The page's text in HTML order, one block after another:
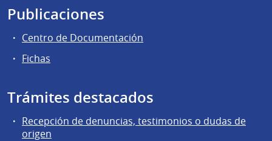
Publicaciones
Centro de Documentación
Fichas
Trámites destacados
Recepción de denuncias, testimonios o dudas de
origen